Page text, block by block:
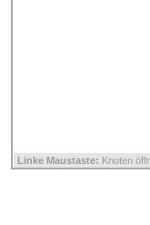
Linke Maustaste: Knoten